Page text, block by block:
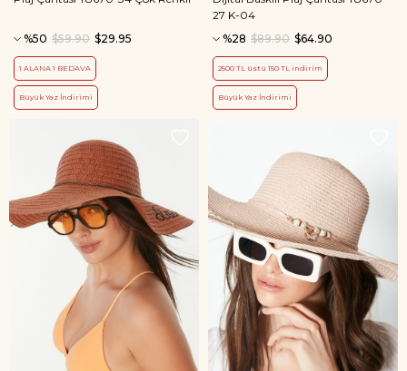
%50 $29.95
$59.90
1 ALANA 1 BEDAVA
Büyük Yaz İndirimi
27 K-04
%28
$64.90
$89.90
2500 TL üstü 150 TL indirim
Büyük Yaz İndirimi